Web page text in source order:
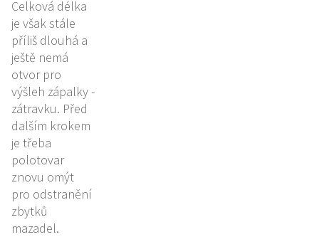
Celková délka
je však stále
příliš dlouhá a
ještě nemá
otvor pro
výšleh zápalky -
zátravku. Před
dalším krokem
je třeba
polotovar
znovu omýt
pro odstranění
zbytků
mazadel.